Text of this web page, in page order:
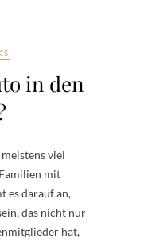
in den
viel
mit
es darauf an,
das nicht nur
hat,